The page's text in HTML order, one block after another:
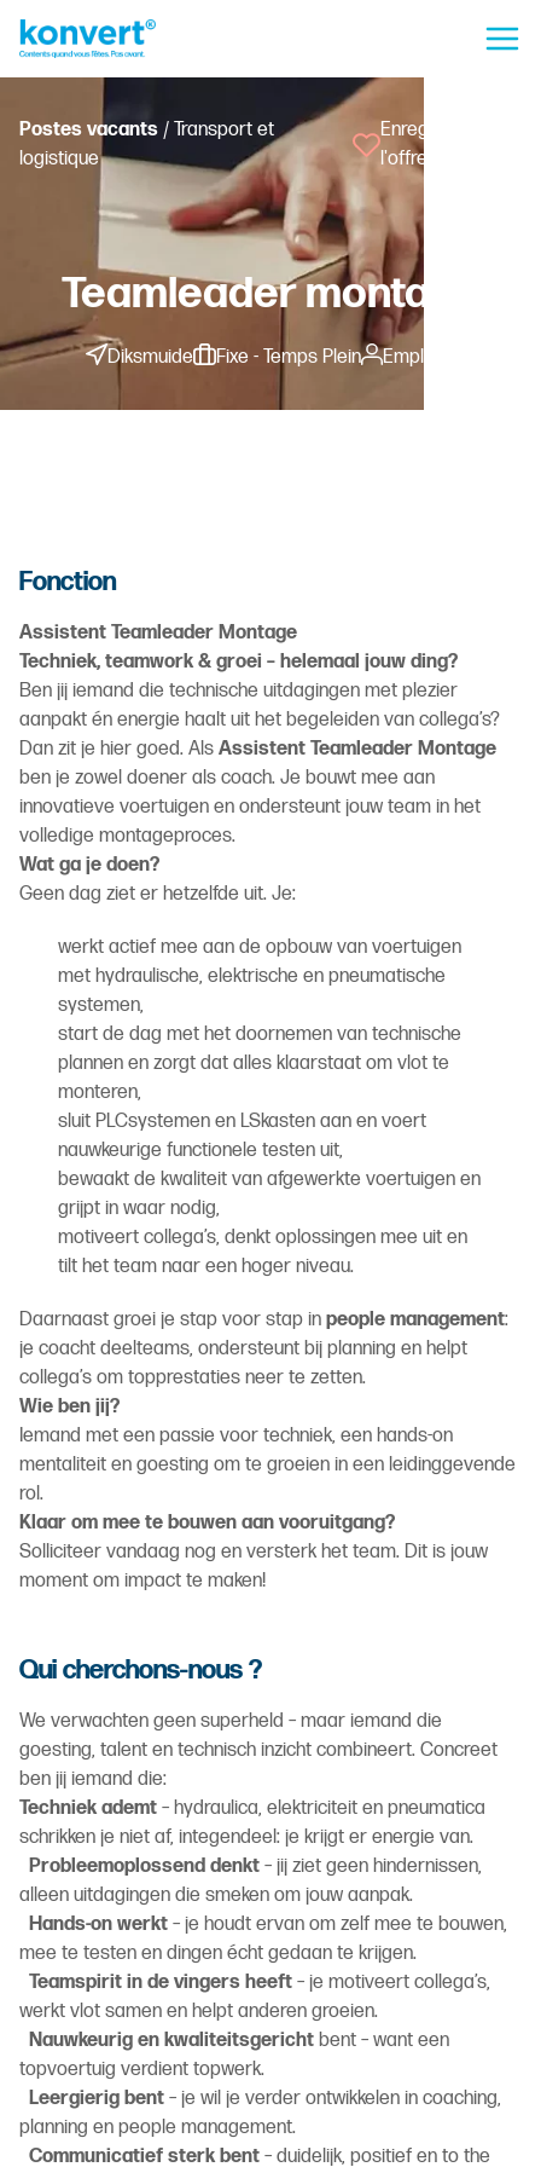
Postes vacants / Transport et
logistique
Enregistrer
l'offre
Teamleader montage
Diksmuide Fixe - Temps Plein Employé
Fonction
Assistent Teamleader Montage
Techniek, teamwork & groei – helemaal jouw ding?
Ben jij iemand die technische uitdagingen met plezier
aanpakt én energie haalt uit het begeleiden van collega’s?
Dan zit je hier goed. Als Assistent Teamleader Montage
ben je zowel doener als coach. Je bouwt mee aan
innovatieve voertuigen en ondersteunt jouw team in het
volledige montageproces.
Wat ga je doen?
Geen dag ziet er hetzelfde uit. Je:
werkt actief mee aan de opbouw van voertuigen
met hydraulische, elektrische en pneumatische
systemen,
start de dag met het doornemen van technische
plannen en zorgt dat alles klaarstaat om vlot te
monteren,
sluit PLCsystemen en LSkasten aan en voert
nauwkeurige functionele testen uit,
bewaakt de kwaliteit van afgewerkte voertuigen en
grijpt in waar nodig,
motiveert collega’s, denkt oplossingen mee uit en
tilt het team naar een hoger niveau.
Daarnaast groei je stap voor stap in people management:
je coacht deelteams, ondersteunt bij planning en helpt
collega’s om topprestaties neer te zetten.
Wie ben jij?
Iemand met een passie voor techniek, een hands-on
mentaliteit en goesting om te groeien in een leidinggevende
rol.
Klaar om mee te bouwen aan vooruitgang?
Solliciteer vandaag nog en versterk het team. Dit is jouw
moment om impact te maken!
Qui cherchons-nous ?
We verwachten geen superheld – maar iemand die
goesting, talent en technisch inzicht combineert. Concreet
ben jij iemand die:
Techniek ademt – hydraulica, elektriciteit en pneumatica
schrikken je niet af, integendeel: je krijgt er energie van.
Probleemoplossend denkt – jij ziet geen hindernissen,
alleen uitdagingen die smeken om jouw aanpak.
Hands-on werkt – je houdt ervan om zelf mee te bouwen,
mee te testen en dingen écht gedaan te krijgen.
Teamspirit in de vingers heeft – je motiveert collega’s,
werkt vlot samen en helpt anderen groeien.
Nauwkeurig en kwaliteitsgericht bent – want een
topvoertuig verdient topwerk.
Leergierig bent – je wil je verder ontwikkelen in coaching,
planning en people management.
Communicatief sterk bent – duidelijk, positief en to the